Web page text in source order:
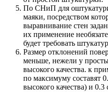
По СНиП для
маяки, посредством
выравнивание стен
их применение
будет требовать
Размер отклонений
меньше, нежели у
высокого качества. к
по максимуму составят
высокого качества) и